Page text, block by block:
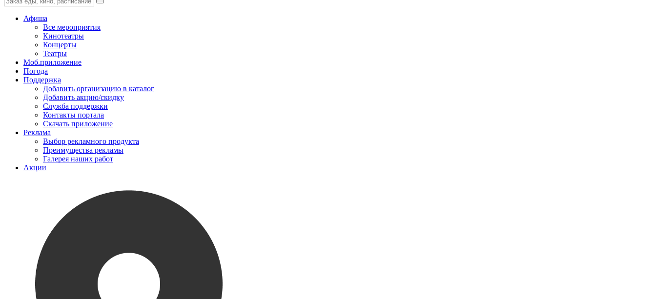
Афиша
Все мероприятия
Кинотеатры
Концерты
Театры
Моб.приложение
Погода
Поддержка
Добавить организацию в каталог
Добавить акцию/скидку
Служба поддержки
Контакты портала
Скачать приложение
Реклама
Выбор рекламного продукта
Преимущества рекламы
Галерея наших работ
Акции